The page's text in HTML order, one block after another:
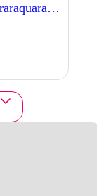
Terminal Rodoviário de Araraquara - Araraquara - SP